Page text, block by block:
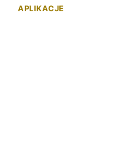
APLIKACJE